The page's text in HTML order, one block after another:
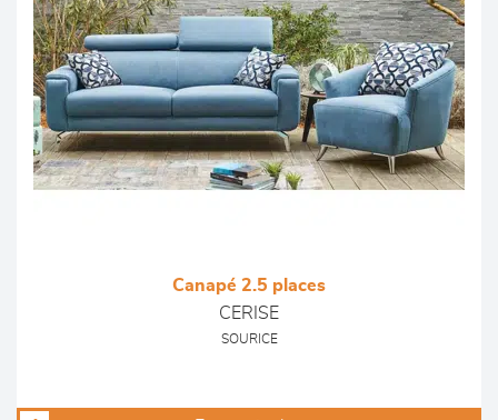
Canapé 2.5 places
CERISE
SOURICE